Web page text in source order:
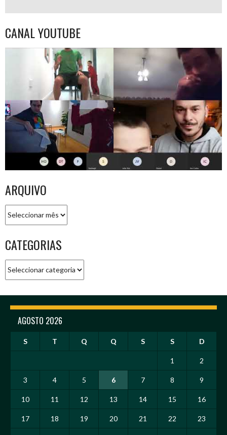
CANAL YOUTUBE
ARQUIVO
CATEGORIAS
AGOSTO 2026
S T Q Q S S D
1 2
3 4 5 6 7 8 9
10 11 12 13 14 15 16
17 18 19 20 21 22 23